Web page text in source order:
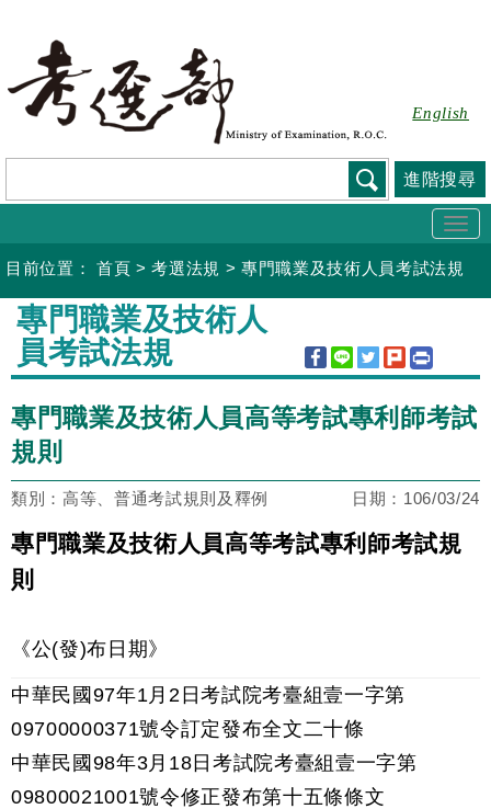
要
容
English
進階搜尋
目前位置： 首頁 >考選法規 >專門職業及技術人員考試法規
:::
專門職業及技術人
員考試法規
專門職業及技術人員高等考試專利師考試
規則
類別：高等、普通考試規則及釋例 日期： 106/03/24
專門職業及技術人員高等考試專利師考試規
則
《公(發)布日期》
中華民國97年1月2日考試院考臺組壹一字第
09700000371號令訂定發布全文二十條
中華民國98年3月18日考試院考臺組壹一字第
09800021001號令修正發布第十五條條文